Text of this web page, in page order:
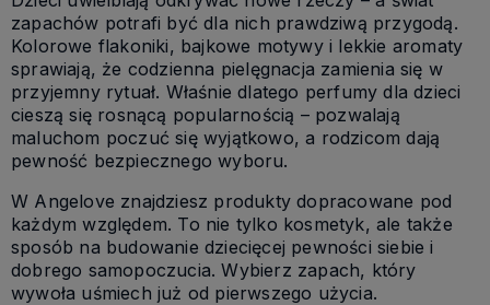
zapachów potrafi być dla nich prawdziwą przygodą.
Kolorowe flakoniki, bajkowe motywy i lekkie aromaty
sprawiają, że codzienna pielęgnacja zamienia się w
przyjemny rytuał. Właśnie dlatego perfumy dla dzieci
cieszą się rosnącą popularnością – pozwalają
maluchom poczuć się wyjątkowo, a rodzicom dają
pewność bezpiecznego wyboru.
W Angelove znajdziesz produkty dopracowane pod
każdym względem. To nie tylko kosmetyk, ale także
sposób na budowanie dziecięcej pewności siebie i
dobrego samopoczucia. Wybierz zapach, który
wywoła uśmiech już od pierwszego użycia.